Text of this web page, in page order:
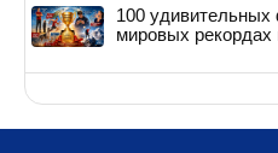
100
мировых рекордах